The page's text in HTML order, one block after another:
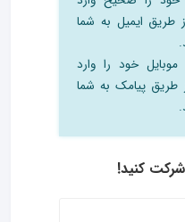
طریق ایمیل به شما
خود را وارد
طریق پیامک به شما
کنید!